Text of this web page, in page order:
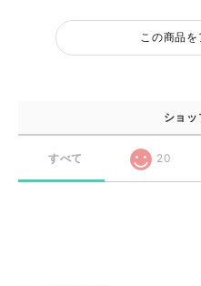
この商品を
ショ
すべて 20